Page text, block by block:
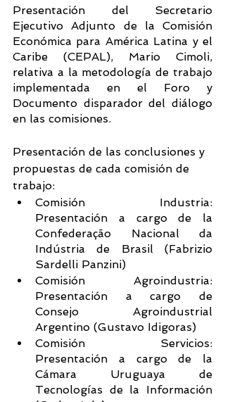
Presentación del Secretario
Ejecutivo Adjunto de la Comisión
Económica para América Latina y el
Caribe (CEPAL), Mario Cimoli,
relativa a la metodología de trabajo
implementada en el Foro y
Documento disparador del diálogo
en las comisiones.
Presentación de las conclusiones y
propuestas de cada comisión de
trabajo:
Comisión Industria:
Presentación a cargo de la
Confederação Nacional da
Indústria de Brasil (Fabrizio
Sardelli Panzini)
Comisión Agroindustria:
Presentación a cargo de
Consejo Agroindustrial
Argentino (Gustavo Idigoras)
Comisión Servicios:
Presentación a cargo de la
Cámara Uruguaya de
Tecnologías de la Información